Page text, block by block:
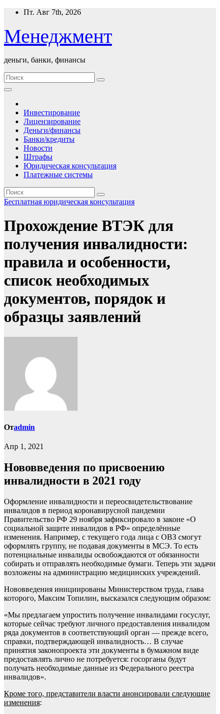
Перейти
содержимому
Пт. Авг 7th, 2026
Менеджмент
деньги, банки, финансы
Инвестирование
Лицензирование
Деньги/финансы
Банки/кредиты
Новости
Штрафы
Юридическая консультация
Платежные системы
Бесплатная юридическая консультация
Прохождение ВТЭК для
получения инвалидности:
правила и особенности,
список необходимых
документов, порядок и
образцы заявлений
Отadmin
Апр 1, 2021
Нововведения по присвоению
инвалидности в 2021 году
Оформление инвалидности и переосвидетельствование
инвалидов в период коронавирусной пандемии
Правительство РФ 29 ноября зафиксировало в законе «О
социальной защите инвалидов в РФ» определённые
изменения. Например, с текущего года лица с ОВЗ смогут
оформлять группу, не подавая документы в МСЭ. То есть
потенциальные инвалиды освобождаются от обязанности
собирать и отправлять необходимые бумаги. Теперь эти задачи
возложены на администрацию медицинских учреждений.
Нововведения инициированы Министерством труда, глава
которого, Максим Топилин, высказался следующим образом:
«Мы предлагаем упростить получение инвалидами госуслуг,
которые сейчас требуют личного предоставления инвалидом
ряда документов в соответствующий орган — прежде всего,
справки, подтверждающей инвалидность… В случае
принятия законопроекта эти документы в бумажном виде
предоставлять лично не потребуется: госорганы будут
получать необходимые данные из Федерального реестра
инвалидов».
Кроме того, представители власти анонсировали следующие
изменения: